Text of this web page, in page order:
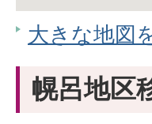
大きな地図
幌呂地区